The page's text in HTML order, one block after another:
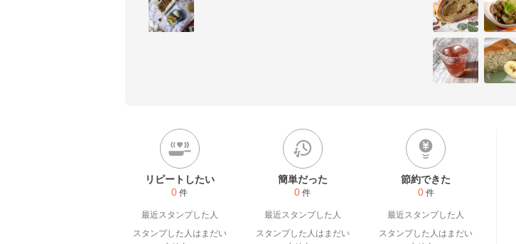
リピートしたい
0 件
最近スタンプした人
スタンプした人はまだい
簡単だった
0 件
最近スタンプした人
スタンプした人はまだい
節約できた
0 件
最近スタンプした人
スタンプした人はまだい